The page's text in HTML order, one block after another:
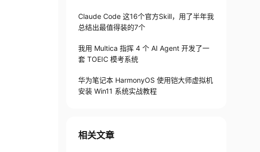
Claude Code 这16个官方Skill，用了半年我
总结出最值得装的7个
我用 Multica 指挥 4 个 AI Agent 开发了一
套 TOEIC 模考系统
华为笔记本 HarmonyOS 使用铠大师虚拟机
安装 Win11 系统实战教程
相关文章